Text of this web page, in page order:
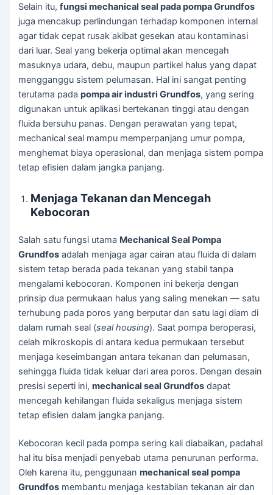
Selain itu,fungsi mechanical seal pada pompa Grundfos
juga mencakup perlindungan terhadap komponen internal
agar tidak cepat rusak akibat gesekan atau kontaminasi
dari luar. Seal yang bekerja optimal akan mencegah
masuknya udara, debu, maupun partikel halus yang dapat
mengganggu sistem pelumasan. Hal ini sangat penting
terutama padapompa air industri Grundfos, yang sering
digunakan untuk aplikasi bertekanan tinggi atau dengan
fluida bersuhu panas. Dengan perawatan yang tepat,
mechanical seal mampu memperpanjang umur pompa,
menghemat biaya operasional, dan menjaga sistem pompa
tetap efisien dalam jangka panjang.
Menjaga Tekanan dan Mencegah
Kebocoran
Salah satu fungsi utama Mechanical Seal Pompa
Grundfos adalah menjaga agar cairan atau fluida di dalam
sistem tetap berada pada tekanan yang stabil tanpa
mengalami kebocoran. Komponen ini bekerja dengan
prinsip dua permukaan halus yang saling menekan — satu
terhubung pada poros yang berputar dan satu lagi diam di
dalam rumah seal (seal housing). Saat pompa beroperasi,
celah mikroskopis di antara kedua permukaan tersebut
menjaga keseimbangan antara tekanan dan pelumasan,
sehingga fluida tidak keluar dari area poros. Dengan desain
presisi seperti ini,mechanical seal Grundfos dapat
mencegah kehilangan fluida sekaligus menjaga sistem
tetap efisien dalam jangka panjang.
Kebocoran kecil pada pompa sering kali diabaikan, padahal
hal itu bisa menjadi penyebab utama penurunan performa.
Oleh karena itu, penggunaanmechanical seal pompa
Grundfos membantu menjaga kestabilan tekanan air dan